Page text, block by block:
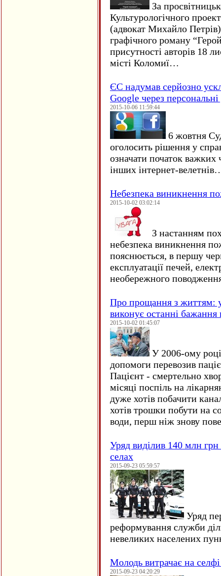
За
Культурологічного
(адвокат Михайло
графічного роману
присутності авторів 18
місті Коломиї…
ЄC надумав серйозно
Google через персональні
2015-10-06 11:59:44
6 жовтня
оголосить рішення у
означати початок важких
інших інтернет-
Небезпека виникнення
2015-10-02 03:02:14
З настанням
небезпека виникнення
пояснюється, в першу
експлуатації печей,
необережного
Про прощання з життям:
виконує останні
2015-10-02 01:45:07
У 2006-ому
допомоги перевозив
Пацієнт - смертельно
місяці поспіль на
дуже хотів побачити
хотів трошки побути на
води, перш ніж знову
Уряд виділив 140 млн
селах
2015-09-23 05:59:57
Уряд
реформування служби
невеликих населених
Молодь витрачає на
2015-09-23 04:20:29